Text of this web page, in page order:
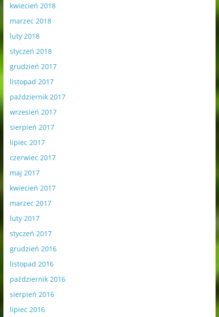
kwiecień 2018
marzec 2018
luty 2018
styczeń 2018
grudzień 2017
listopad 2017
październik 2017
wrzesień 2017
sierpień 2017
lipiec 2017
czerwiec 2017
maj 2017
kwiecień 2017
marzec 2017
luty 2017
styczeń 2017
grudzień 2016
listopad 2016
październik 2016
sierpień 2016
lipiec 2016